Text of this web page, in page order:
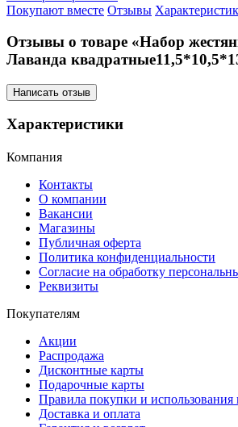
Покупают вместе Отзывы
Отзывы о товаре «Набор
Лаванда
Написать отзыв
Характеристики
Компания
Контакты
О компании
Вакансии
Магазины
Публичная оферта
Политика конфиденциальности
Согласие на обработку
Реквизиты
Покупателям
Акции
Распродажа
Дисконтные карты
Подарочные карты
Правила покупки и использования
Доставка и оплата